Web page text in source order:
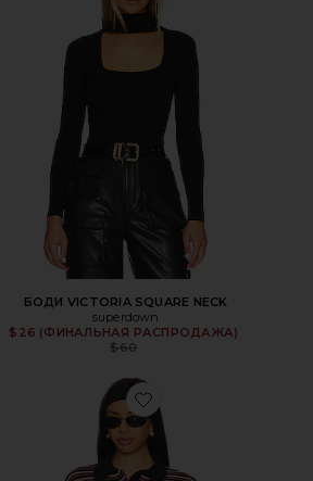
БОДИ VICTORIA SQUARE NECK
superdown
$26 (ФИНАЛЬНАЯ РАСПРОДАЖА)
Previous price:
$60
Favorite ТОП